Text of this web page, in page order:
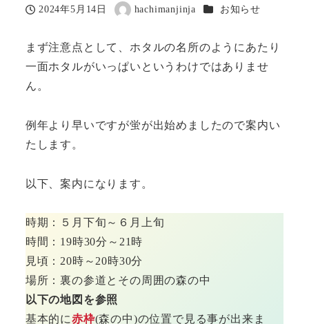
投稿日
2024年5月14日
著
hachimanjinja カテゴリー
お知らせ
まず注意点として、ホタルの名所のようにあたり
一面ホタルがいっぱいというわけではありませ
ん。
例年より早いですが蛍が出始めましたので案内い
たします。
以下、案内になります。
時期：５月下旬～６月上旬
時間：19時30分～21時
見頃：20時～20時30分
場所：裏の参道とその周囲の森の中
以下の地図を参照
基本的に赤枠(森の中)の位置で見る事が出来ま